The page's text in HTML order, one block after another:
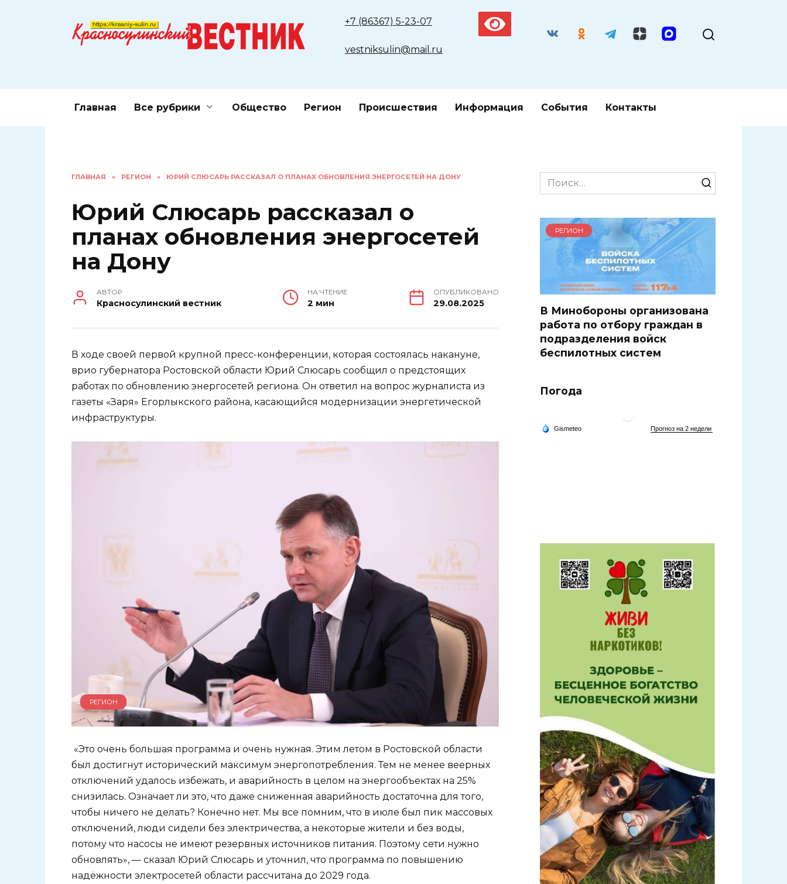
+7 (86367) 5-23-07
vestniksulin@mail.ru
Главная Все рубрики Общество Регион Происшествия Информация События Контакты
ГЛАВНАЯ » РЕГИОН » ЮРИЙ СЛЮСАРЬ РАССКАЗАЛ О ПЛАНАХ ОБНОВЛЕНИЯ ЭНЕРГОСЕТЕЙ НА ДОНУ
Юрий Слюсарь рассказал о
планах обновления энергосетей
на Дону
АВТОР
Красносулинский вестник
НА ЧТЕНИЕ
2 мин
ОПУБЛИКОВАНО
29.08.2025
В ходе своей первой крупной пресс-конференции, которая состоялась накануне,
врио губернатора Ростовской области Юрий Слюсарь сообщил о предстоящих
работах по обновлению энергосетей региона. Он ответил на вопрос журналиста из
газеты «Заря» Егорлыкского района, касающийся модернизации энергетической
инфраструктуры.
РЕГИОН
«Это очень большая программа и очень нужная. Этим летом в Ростовской области
был достигнут исторический максимум энергопотребления. Тем не менее веерных
отключений удалось избежать, и аварийность в целом на энергообъектах на 25%
снизилась. Означает ли это, что даже сниженная аварийность достаточна для того,
чтобы ничего не делать? Конечно нет. Мы все помним, что в июле был пик массовых
отключений, люди сидели без электричества, а некоторые жители и без воды,
потому что насосы не имеют резервных источников питания. Поэтому сети нужно
обновлять», — сказал Юрий Слюсарь и уточнил, что программа по повышению
надёжности электросетей области рассчитана до 2029 года.
Search
for:
РЕГИОН
В Минобороны организована
работа по отбору граждан в
подразделения войск
беспилотных систем
Погода